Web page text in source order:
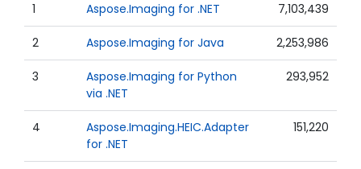
1 Aspose.Imaging for .NET 7,103,439
2 Aspose.Imaging for Java 2,253,986
3
Aspose.Imaging for Python
via .NET
293,952
4
Aspose.Imaging.HEIC.Adapter
for .NET
151,220